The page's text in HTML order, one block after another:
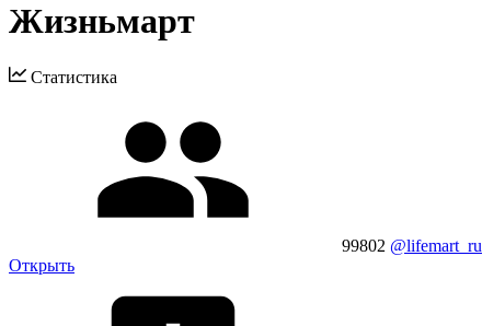
Жизньмарт
Статистика
99802 @lifemart_ru
Открыть